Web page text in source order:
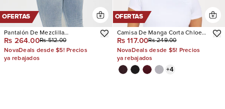
OFERTAS
Pantalón De Mezclilla
Acampanado Con Stretch San
Diego Sculpting
Rs 264.00Rs 512.00
NovaDeals desde $5! Precios
ya rebajados
OFERTAS
Camisa De Manga Corta Chloe
Crew Neck
Rs 117.00Rs 249.00
NovaDeals desde $5! Precios
ya rebajados
+4